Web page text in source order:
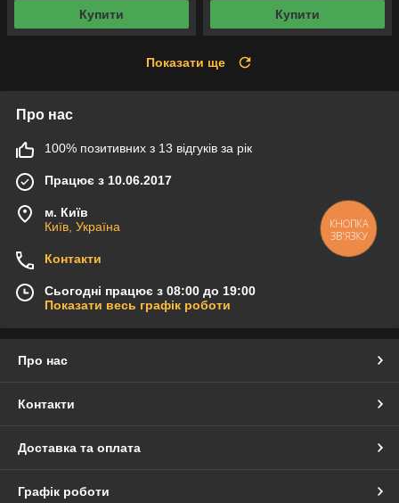
Купити Купити
Показати ще
Про нас
100% позитивних з 13 відгуків за рік
Працює з 10.06.2017
м. Київ
Київ, Україна
Контакти
Сьогодні працює з 08:00 до 19:00
Показати весь графік роботи
Про нас
Контакти
Доставка та оплата
Графік роботи
КНОПКА
ЗВ'ЯЗКУ